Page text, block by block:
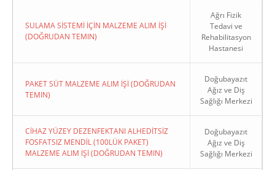
SULAMA SİSTEMİ İÇİN MALZEME ALIM İŞİ
(DOĞRUDAN TEMIN)
Ağrı Fizik
Tedavi ve
Rehabilitasyon
Hastanesi
PAKET SÜT MALZEME ALIM İŞİ (DOĞRUDAN
TEMIN)
Doğubayazıt
Ağız ve Diş
Sağlığı Merkezi
CİHAZ YÜZEY DEZENFEKTANI ALHEDİTSİZ
FOSFATSIZ MENDİL (100LÜK PAKET)
MALZEME ALIM İŞİ (DOĞRUDAN TEMIN)
Doğubayazıt
Ağız ve Diş
Sağlığı Merkezi